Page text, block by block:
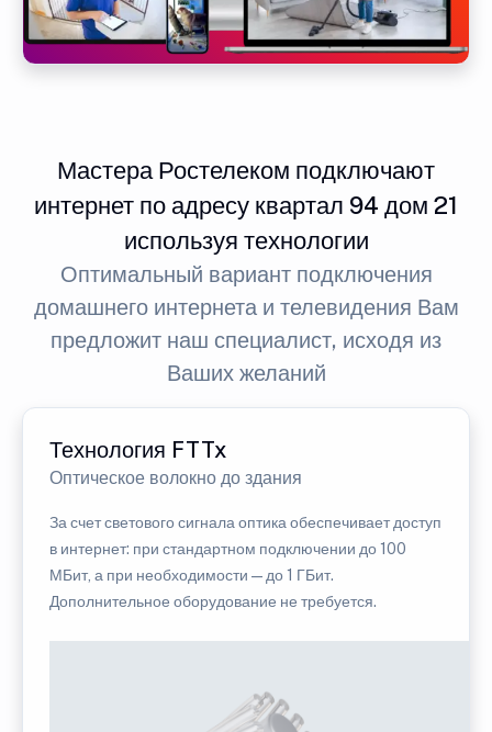
Мастера Ростелеком подключают
интернет по адресу квартал 94 дом 21
используя технологии
Оптимальный вариант подключения
домашнего интернета и телевидения Вам
предложит наш специалист, исходя из
Ваших желаний
Технология FTTx
Оптическое волокно до здания
За счет светового сигнала оптика обеспечивает доступ
в интернет: при стандартном подключении до 100
МБит, а при необходимости — до 1 ГБит.
Дополнительное оборудование не требуется.